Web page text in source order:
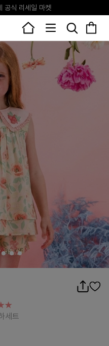
공식 리세일 마켓
세트